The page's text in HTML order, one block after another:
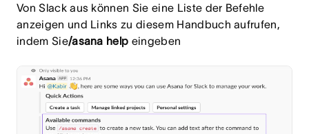
Von Slack aus können Sie eine Liste der Befehle
anzeigen und Links zu diesem Handbuch aufrufen,
indem Sie/asana help eingeben